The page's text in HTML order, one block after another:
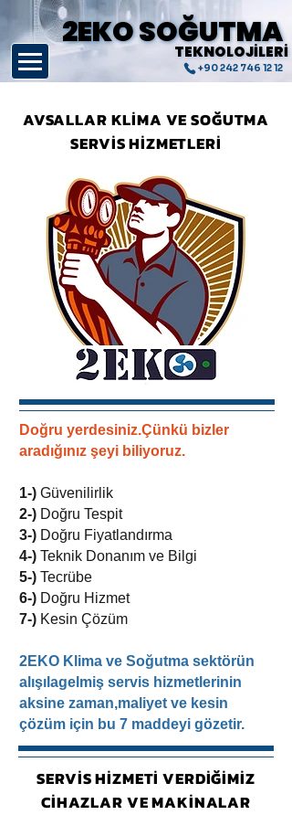
+90 242 746 12 12
2EKO SOĞUTMA
2EKO SOĞUTMA
TEKNOLOJİLERİ
TEKNOLOJİLERİ
AVSALLAR KLİMA VE SOĞUTMA
SERVİS HİZMETLERİ
Doğru yerdesiniz.Çünkü bizler
aradığınız şeyi biliyoruz.
1-) Güvenilirlik
2-) Doğru Tespit
3-) Doğru Fiyatlandırma
4-) Teknik Donanım ve Bilgi
5-) Tecrübe
6-) Doğru Hizmet
7-) Kesin Çözüm
2EKO Klima ve Soğutma sektörün
alışılagelmiş servis hizmetlerinin
aksine zaman,maliyet ve kesin
çözüm için bu 7 maddeyi gözetir.
SERVİS HİZMETİ VERDİĞİMİZ
CİHAZLAR VE MAKİNALAR